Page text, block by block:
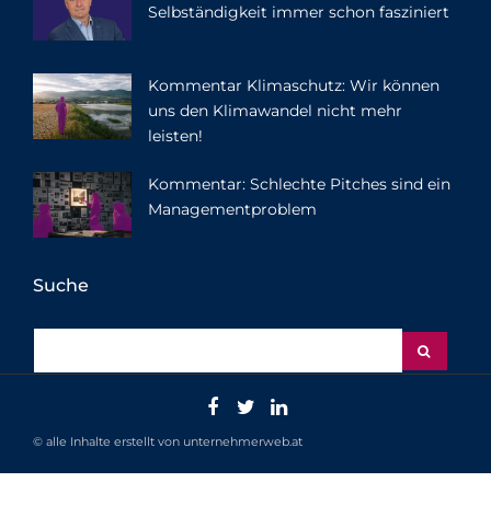
Selbständigkeit immer schon fasziniert
Kommentar Klimaschutz: Wir können
uns den Klimawandel nicht mehr
leisten!
Kommentar: Schlechte Pitches sind ein
Managementproblem
Suche
© alle Inhalte erstellt von unternehmerweb.at